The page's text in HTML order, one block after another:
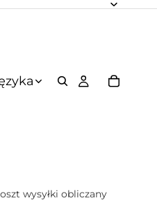
wysyłki obliczany